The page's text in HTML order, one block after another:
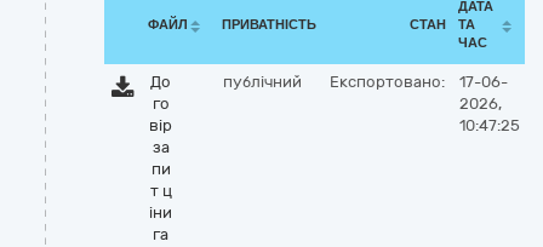
ФАЙЛ ПРИВАТНІСТЬ СТАН
ДАТА
ТА
ЧАС
До
го
вір
за
пи
т ц
іни
га
публічний Експортовано:
17-06-
2026,
10:47:25